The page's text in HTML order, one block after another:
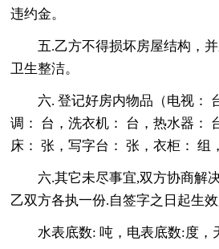
违约金。
五.乙方不得损坏房屋结构，
卫生整洁。
六. 登记好房内物品（电视：
调： 台，洗衣机： 台，热水器：
床： 张，写字台： 张，衣柜： 组
六.其它未尽事宜,双方协商解
乙双方各执一份.自签字之日起生
水表底数: 吨，电表底数:度，